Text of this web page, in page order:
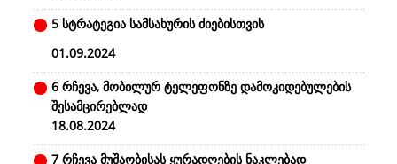
5 სტრატეგია სამსახურის ძიებისთვის
01.09.2024
6 რჩევა, მობილურ ტელეფონზე დამოკიდებულების
შესამცირებლად
18.08.2024
7 რჩევა მუშაობისას ყურადღების ნაკლებად